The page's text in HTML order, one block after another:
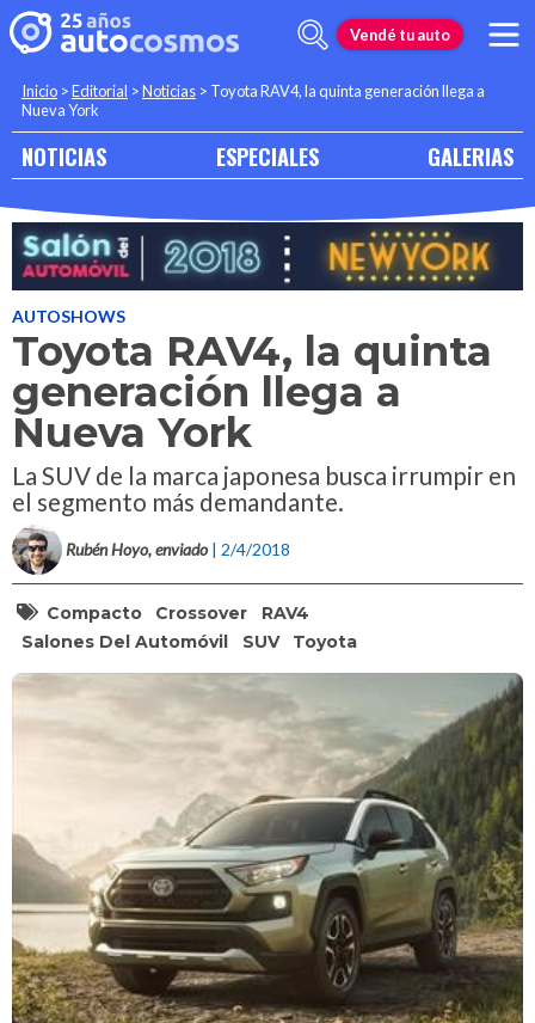
Vendé tu auto
Inicio >Editorial >Noticias > Toyota RAV4, la quinta generación llega a
Nueva York
NOTICIAS ESPECIALES GALERIAS
AUTOSHOWS
Toyota RAV4, la quinta
generación llega a
Nueva York
La SUV de la marca japonesa busca irrumpir en
el segmento más demandante.
Rubén Hoyo, enviado | 2/4/2018
Compacto Crossover
RAV4
Salones Del Automóvil
SUV Toyota